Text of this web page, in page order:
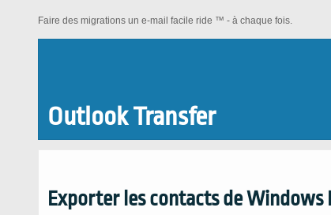
Faire des migrations un e-mail facile ride ™ - à chaque fois.
Outlook Transfer
Exporter les contacts de Windows